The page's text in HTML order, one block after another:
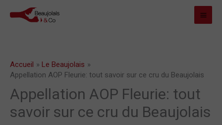
Accueil
Le Beaujolais
Appellation AOP Fleurie: tout savoir sur ce cru du Beaujolais
Appellation AOP Fleurie: tout
savoir sur ce cru du Beaujolais